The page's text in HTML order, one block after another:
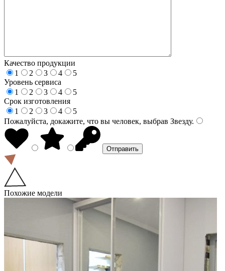
Качество продукции
1
2 3 4
5
Уровень сервиса
1
2 3 4
5
Срок изготовления
1
2 3 4
5
Пожалуйста, докажите, что вы человек, выбрав Звезду.
Похожие модели